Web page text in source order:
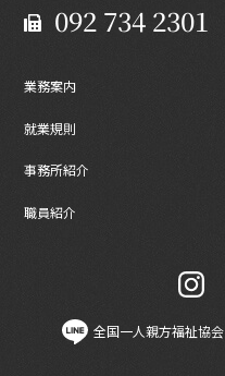
092 734 2301
業務案内
就業規則
事務所紹介
職員紹介
全国一人親方福祉協会